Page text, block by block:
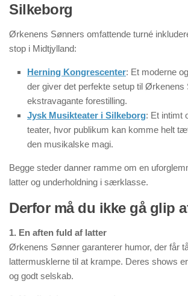
Silkeborg
Ørkenens Sønners omfattende turné
stop i Midtjylland:
Herning Kongrescenter: Et moderne
der giver det perfekte setup til Ørkenens
ekstravagante forestilling.
Jysk Musikteater i Silkeborg: Et intimt
teater, hvor publikum kan komme helt
den musikalske magi.
Begge steder danner ramme om en
latter og underholdning i særklasse.
Derfor må du ikke gå glip
1. En aften fuld af latter
Ørkenens Sønner garanterer humor, der får
lattermusklerne til at krampe. Deres shows
og godt selskab.